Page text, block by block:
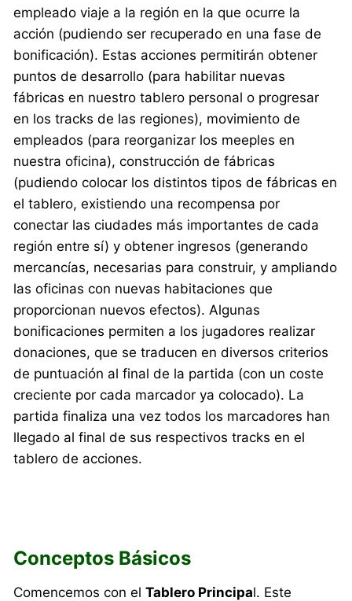
empleado viaje a la región en la que ocurre la
acción (pudiendo ser recuperado en una fase de
bonificación). Estas acciones permitirán obtener
puntos de desarrollo (para habilitar nuevas
fábricas en nuestro tablero personal o progresar
en los tracks de las regiones), movimiento de
empleados (para reorganizar los meeples en
nuestra oficina), construcción de fábricas
(pudiendo colocar los distintos tipos de fábricas en
el tablero, existiendo una recompensa por
conectar las ciudades más importantes de cada
región entre sí) y obtener ingresos (generando
mercancías, necesarias para construir, y ampliando
las oficinas con nuevas habitaciones que
proporcionan nuevos efectos). Algunas
bonificaciones permiten a los jugadores realizar
donaciones, que se traducen en diversos criterios
de puntuación al final de la partida (con un coste
creciente por cada marcador ya colocado). La
partida finaliza una vez todos los marcadores han
llegado al final de sus respectivos tracks en el
tablero de acciones.
Conceptos Básicos
Comencemos con elTablero Principal. Este